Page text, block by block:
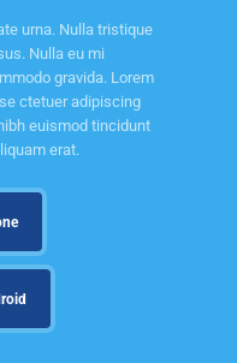
urna. Nulla tristique
Nulla eu mi
gravida. Lorem
ctetuer adipiscing
euismod tincidunt
erat.